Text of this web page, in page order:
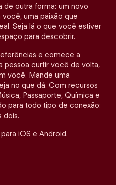
outra forma: um novo
uma paixão que
Seja lá o que você estiver
para descobrir.
e comece a
pessoa curtir você de volta,
você. Mande uma
no que dá. Com recursos
Passaporte, Química e
para todo tipo de conexão:
dois.
iOS e Android.